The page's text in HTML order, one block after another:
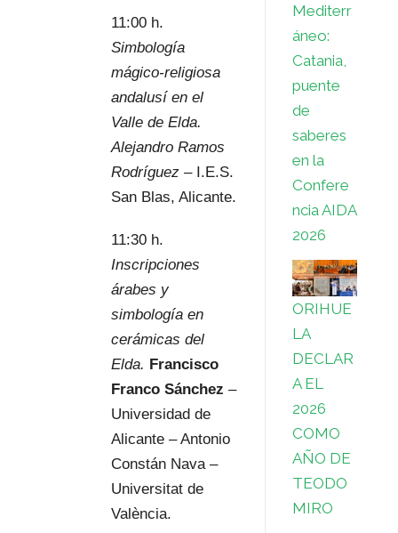
11:00 h.
Simbología
mágico-religiosa
andalusí en el
Valle de Elda.
Alejandro Ramos
Rodríguez– I.E.S.
San Blas, Alicante.
11:30 h.
Inscripciones
árabes y
simbología en
cerámicas del
Elda. Francisco
Franco Sánchez –
Universidad de
Alicante – Antonio
Constán Nava –
Universitat de
València.
Mediterr
áneo:
Catania,
puente
de
saberes
en la
Confere
ncia AIDA
2026
ORIHUE
LA
DECLAR
A EL
2026
COMO
AÑO DE
TEODO
MIRO